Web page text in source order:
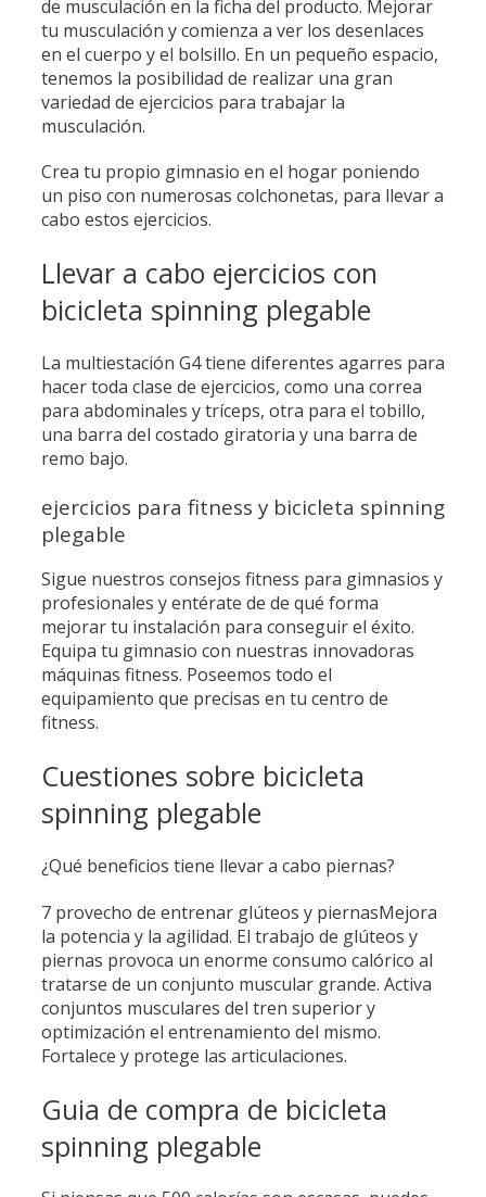
de musculación en la ficha del producto. Mejorar
tu musculación y comienza a ver los desenlaces
en el cuerpo y el bolsillo. En un pequeño espacio,
tenemos la posibilidad de realizar una gran
variedad de ejercicios para trabajar la
musculación.
Crea tu propio gimnasio en el hogar poniendo
un piso con numerosas colchonetas, para llevar a
cabo estos ejercicios.
Llevar a cabo ejercicios con
bicicleta spinning plegable
La multiestación G4 tiene diferentes agarres para
hacer toda clase de ejercicios, como una correa
para abdominales y tríceps, otra para el tobillo,
una barra del costado giratoria y una barra de
remo bajo.
ejercicios para fitness y bicicleta spinning
plegable
Sigue nuestros consejos fitness para gimnasios y
profesionales y entérate de de qué forma
mejorar tu instalación para conseguir el éxito.
Equipa tu gimnasio con nuestras innovadoras
máquinas fitness. Poseemos todo el
equipamiento que precisas en tu centro de
fitness.
Cuestiones sobre bicicleta
spinning plegable
¿Qué beneficios tiene llevar a cabo piernas?
7 provecho de entrenar glúteos y piernasMejora
la potencia y la agilidad. El trabajo de glúteos y
piernas provoca un enorme consumo calórico al
tratarse de un conjunto muscular grande. Activa
conjuntos musculares del tren superior y
optimización el entrenamiento del mismo.
Fortalece y protege las articulaciones.
Guia de compra de bicicleta
spinning plegable